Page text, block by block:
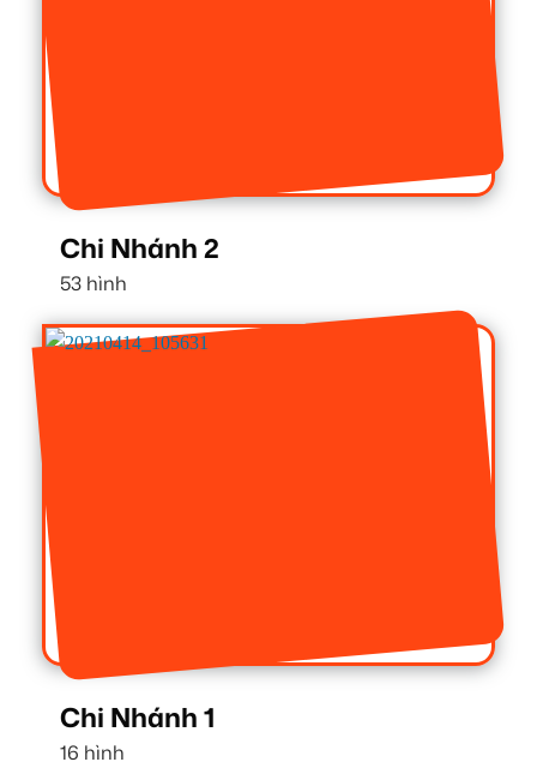
Chi Nhánh 2
53 hình
Chi Nhánh 1
16 hình